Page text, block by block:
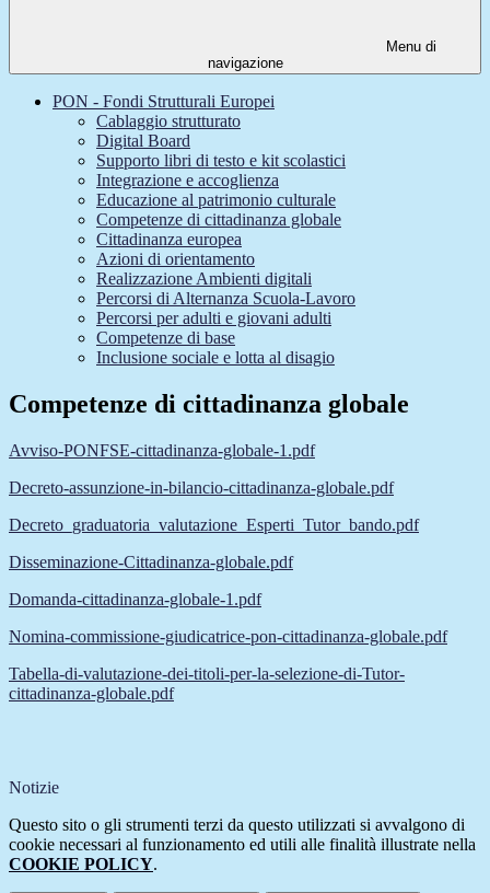
Menu di
navigazione
PON - Fondi Strutturali Europei
Cablaggio strutturato
Digital Board
Supporto libri di testo e kit scolastici
Integrazione e accoglienza
Educazione al patrimonio culturale
Competenze di cittadinanza globale
Cittadinanza europea
Azioni di orientamento
Realizzazione Ambienti digitali
Percorsi di Alternanza Scuola-Lavoro
Percorsi per adulti e giovani adulti
Competenze di base
Inclusione sociale e lotta al disagio
Competenze di cittadinanza globale
Avviso-PONFSE-cittadinanza-globale-1.pdf
Decreto-assunzione-in-bilancio-cittadinanza-globale.pdf
Decreto_graduatoria_valutazione_Esperti_Tutor_bando.pdf
Disseminazione-Cittadinanza-globale.pdf
Domanda-cittadinanza-globale-1.pdf
Nomina-commissione-giudicatrice-pon-cittadinanza-globale.pdf
Tabella-di-valutazione-dei-titoli-per-la-selezione-di-Tutor-
cittadinanza-globale.pdf
Notizie
Questo sito o gli strumenti terzi da questo utilizzati si avvalgono di
cookie necessari al funzionamento ed utili alle finalità illustrate nella
COOKIE POLICY.